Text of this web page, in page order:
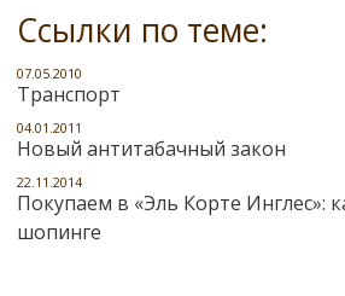
Ссылки по теме:
07.05.2010
Транспорт
04.01.2011
Новый антитабачный закон
22.11.2014
Покупаем в «Эль Корте Инглес»:
шопинге